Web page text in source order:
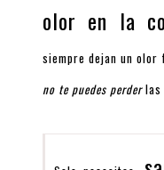
olor en la
siempre dejan un
no te puedes perderlas